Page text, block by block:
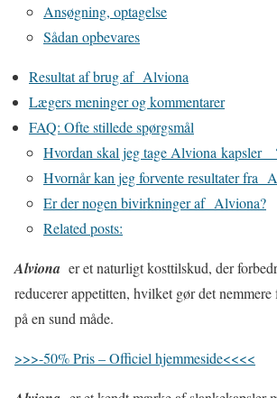
Ansøgning, optagelse
Sådan opbevares
Resultat af brug af Alviona
Lægers meninger og kommentarer
FAQ: Ofte stillede spørgsmål
Hvordan skal jeg tage Alviona kapsler
Hvornår kan jeg forvente resultater fra
Er der nogen bivirkninger af Alviona?
Related posts:
Alviona er et naturligt kosttilskud, der
reducerer appetitten, hvilket gør det
på en sund måde.
>>>-50% Pris – Officiel hjemmeside<<<<